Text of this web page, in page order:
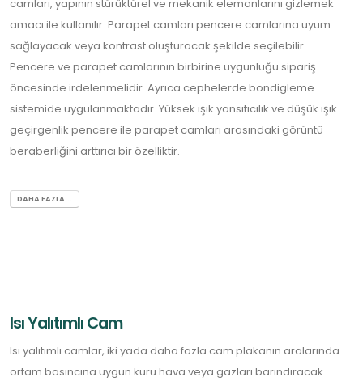
camları, yapının stürüktürel ve mekanik elemanlarını gizlemek
amacı ile kullanılır. Parapet camları pencere camlarına uyum
sağlayacak veya kontrast oluşturacak şekilde seçilebilir.
Pencere ve parapet camlarının birbirine uygunluğu sipariş
öncesinde irdelenmelidir. Ayrıca cephelerde bondigleme
sistemide uygulanmaktadır. Yüksek ışık yansıtıcılık ve düşük ışık
geçirgenlik pencere ile parapet camları arasındaki görüntü
beraberliğini arttırıcı bir özelliktir.
DAHA FAZLA...
Isı Yalıtımlı Cam
Isı yalıtımlı camlar, iki yada daha fazla cam plakanın aralarında
ortam basıncına uygun kuru hava veya gazları barındıracak